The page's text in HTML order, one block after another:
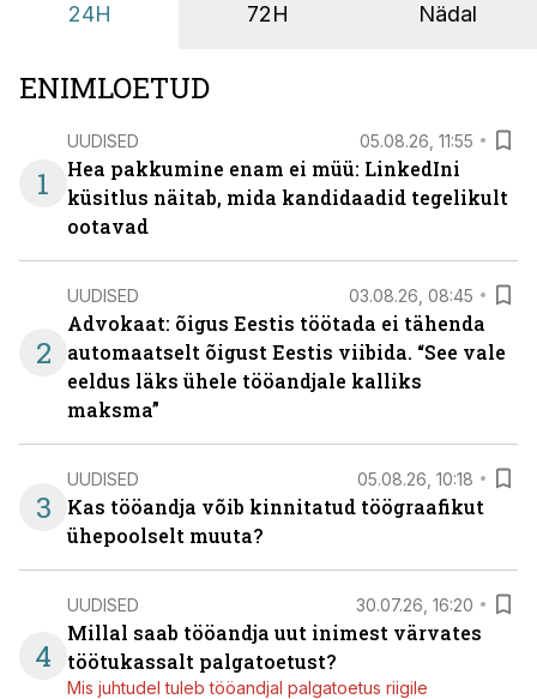
24H 72H Nädal
ENIMLOETUD
1
UUDISED 05.08.26, 11:55
Hea pakkumine enam ei müü: LinkedIni
küsitlus näitab, mida kandidaadid tegelikult
ootavad
2
UUDISED 03.08.26, 08:45
Advokaat: õigus Eestis töötada ei tähenda
automaatselt õigust Eestis viibida. “See vale
eeldus läks ühele tööandjale kalliks
maksma”
3
UUDISED 05.08.26, 10:18
Kas tööandja võib kinnitatud töögraafikut
ühepoolselt muuta?
4
UUDISED 30.07.26, 16:20
Millal saab tööandja uut inimest värvates
töötukassalt palgatoetust?
Mis juhtudel tuleb tööandjal palgatoetus riigile